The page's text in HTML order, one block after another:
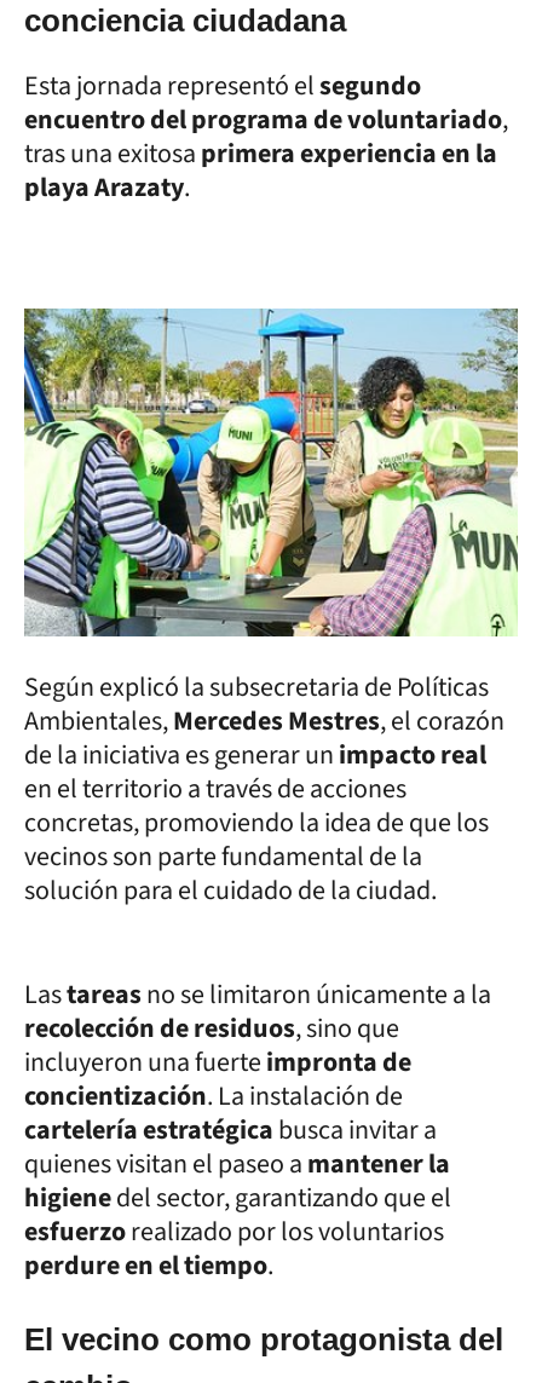
conciencia ciudadana
Esta jornada representó elsegundo
encuentro del programa de voluntariado,
tras una exitosaprimera experiencia en la
playa Arazaty.
Según explicó la subsecretaria de Políticas
Ambientales,Mercedes Mestres, el corazón
de la iniciativa es generar unimpacto real
en el territorio a través de acciones
concretas, promoviendo la idea de que los
vecinos son parte fundamental de la
solución para el cuidado de la ciudad.
Lastareasno se limitaron únicamente a la
recolección de residuos, sino que
incluyeron una fuerteimpronta de
concientización. La instalación de
cartelería estratégicabusca invitar a
quienes visitan el paseo amantener la
higienedel sector, garantizando que el
esfuerzorealizado por los voluntarios
perdure en el tiempo.
El vecino como protagonista del